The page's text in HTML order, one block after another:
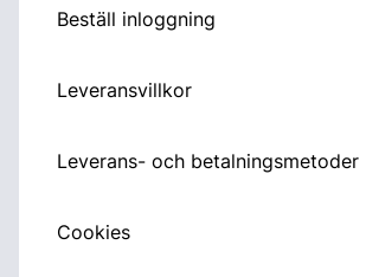
Beställ inloggning
Leveransvillkor
Leverans- och betalningsmetoder
Cookies